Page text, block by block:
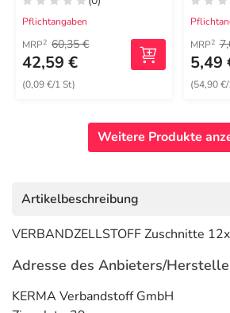
Pflichtangaben
MRP2 60,35 €
42,59 €
(0,09 €/1 St)
MRP2
5,49
(54,90
Weitere Produkte
Artikelbeschreibung
VERBANDZELLSTOFF Zuschnitte
Adresse des Anbieters/
KERMA Verbandstoff GmbH